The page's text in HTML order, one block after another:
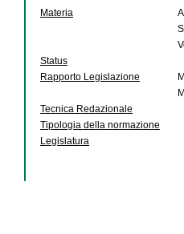
Materia
Status
Rapporto Legislazione
Tecnica Redazionale
Tipologia della normazione
Legislatura